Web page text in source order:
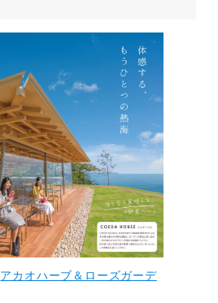
アカオハーブ＆ローズガーデ